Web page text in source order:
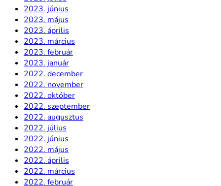
2023. június
2023. május
2023. április
2023. március
2023. február
2023. január
2022. december
2022. november
2022. október
2022. szeptember
2022. augusztus
2022. július
2022. június
2022. május
2022. április
2022. március
2022. február